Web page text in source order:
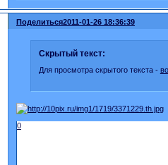
Поделиться2011-01-26 18:36:39
Скрытый текст:
Для просмотра скрытого текста -
0